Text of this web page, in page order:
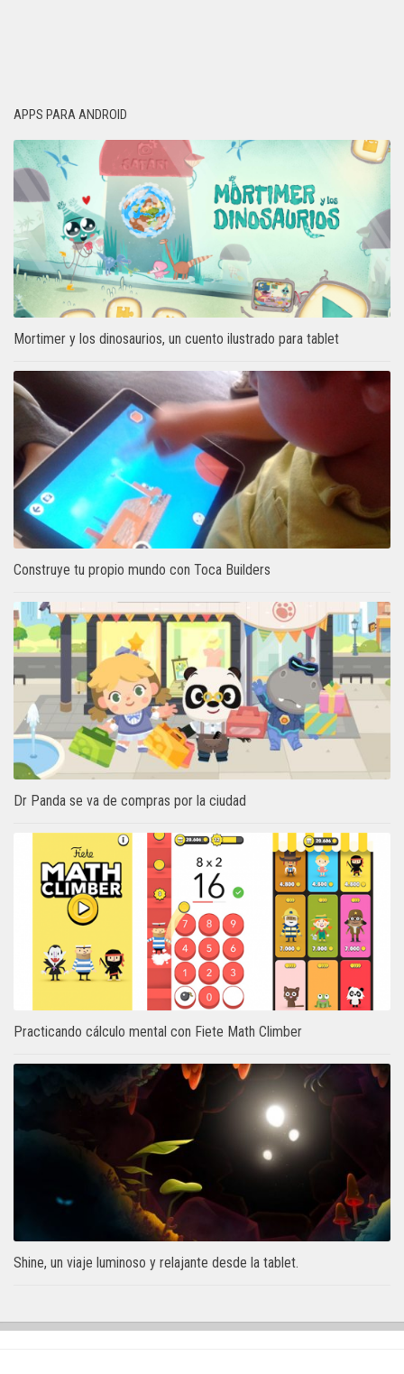
APPS PARA ANDROID
Mortimer y los dinosaurios, un cuento ilustrado para tablet
Construye tu propio mundo con Toca Builders
Dr Panda se va de compras por la ciudad
Practicando cálculo mental con Fiete Math Climber
Shine, un viaje luminoso y relajante desde la tablet.